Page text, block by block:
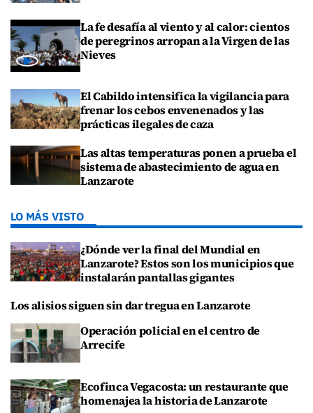
La fe desafía al viento y al calor: cientos
de peregrinos arropan a la Virgen de las
Nieves
El Cabildo intensifica la vigilancia para
frenar los cebos envenenados y las
prácticas ilegales de caza
Las altas temperaturas ponen a prueba el
sistema de abastecimiento de agua en
Lanzarote
LO MÁS VISTO
¿Dónde ver la final del Mundial en
Lanzarote? Estos son los municipios que
instalarán pantallas gigantes
Los alisios siguen sin dar tregua en Lanzarote
Operación policial en el centro de
Arrecife
Ecofinca Vegacosta: un restaurante que
homenajea la historia de Lanzarote